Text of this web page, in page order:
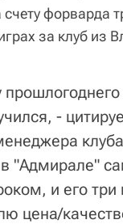
форварда
за клуб из
-
в "Адмирале"
и его три
цена/